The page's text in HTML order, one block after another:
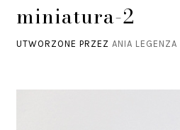
miniatura-2
UTWORZONE PRZEZANIA LEGENZA